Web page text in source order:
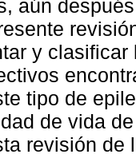
aún
y
tipo de
de vida
revisión de